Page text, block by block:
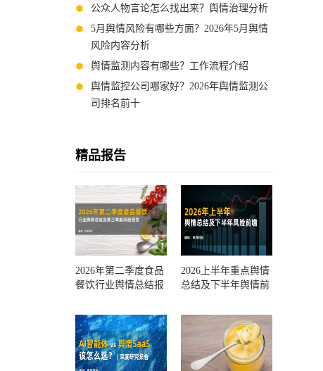
公众人物言论怎么找出来？舆情治理分析
5月舆情风险有哪些方面？2026年5月舆情
风险内容分析
舆情监测内容有哪些？工作流程介绍
舆情监控公司哪家好？2026年舆情监测公
司排名前十
精品报告
2026年第二季度食品
餐饮行业舆情总结报
测
2026上半年重点舆情
总结及下半年舆情前